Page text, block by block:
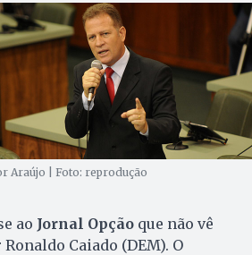
Araújo | Foto: reprodução
ao Jornal Opçãoque não vê
Caiado (DEM). O